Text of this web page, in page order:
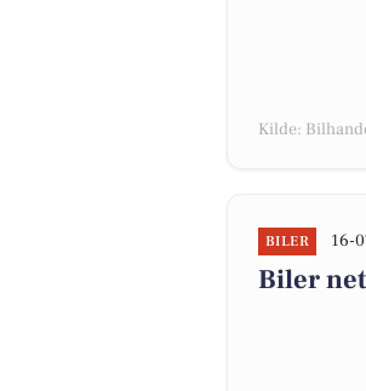
Kilde:
BILER 16-
Biler